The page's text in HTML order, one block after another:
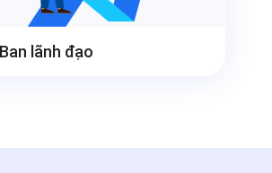
Ban lãnh đạo